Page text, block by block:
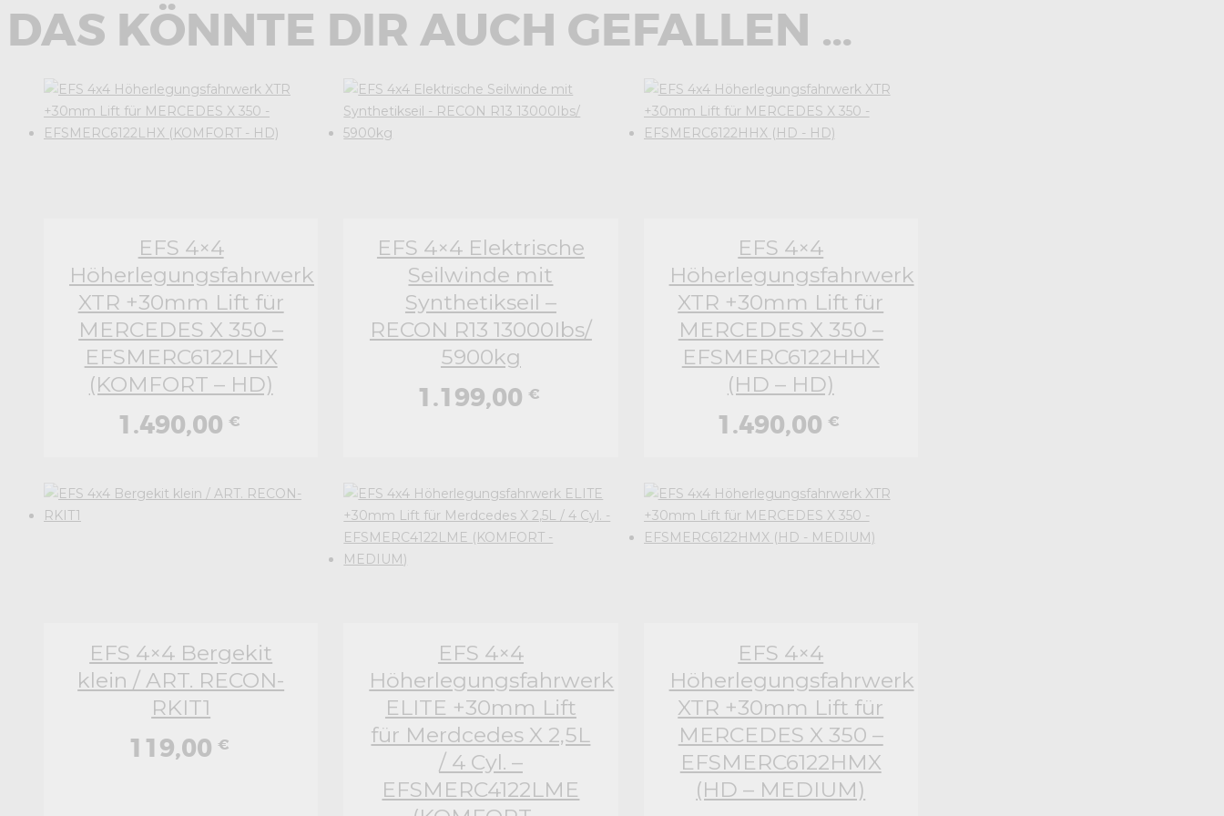
DAS KÖNNTE DIR AUCH GEFALLEN …
EFS 4×4
Höherlegungsfahrwerk
XTR +30mm Lift für
MERCEDES X 350 –
EFSMERC6122LHX
(KOMFORT – HD)
1.490,00 €
EFS 4×4 Elektrische
Seilwinde mit
Synthetikseil –
RECON R13 13000Ibs/
5900kg
1.199,00 €
EFS 4×4
Höherlegungsfahrwerk
XTR +30mm Lift für
MERCEDES X 350 –
EFSMERC6122HHX
(HD – HD)
1.490,00€
EFS 4×4 Bergekit
klein / ART. RECON-
RKIT1
119,00 €
EFS 4×4
Höherlegungsfahrwerk
ELITE +30mm Lift
für Merdcedes X 2,5L
/ 4 Cyl. –
EFSMERC4122LME
EFS 4×4
Höherlegungsfahrwerk
XTR +30mm Lift für
MERCEDES X 350 –
EFSMERC6122HMX
(HD – MEDIUM)